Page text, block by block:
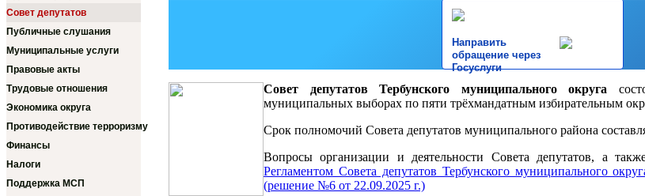
Совет депутатов
Публичные слушания
Муниципальные услуги
Правовые акты
Трудовые отношения
Экономика округа
Противодействие терроризму
Финансы
Налоги
Поддержка МСП
Направить
обращение через
Госуслуги
Совет депутатов Тербунского муниципального округа
муниципальных выборах по пяти трёхмандатным избирательным
Срок полномочий Совета депутатов муниципального района
Вопросы организации и деятельности Совета депутатов, а
Регламентом Совета депутатов Тербунского муниципального
(решение №6 от 22.09.2025 г.)